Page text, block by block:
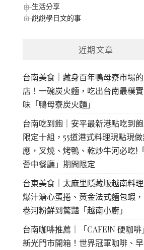
生活分享
說說學日文的事
近期文章
台南美食｜藏身百年鴨母寮市場
店！一碗炭火麵，吃出台南最樸
味「鴨母寮炭火麵」
台南吃到飽｜安平最新港點吃到
限定十組，55道港式料理現點現
應，叉燒、烤鴨、乾炒牛河必吃!
薈中餐廳」期間限定
台東美食｜太麻里隱藏版越南料
爆汁溏心蛋捲、黃金法式麵包蝦
卷河粉鮮到驚豔「越南小廚」
台南咖啡推薦｜「CAFE!N 硬咖啡
新光門市開箱！世界冠軍咖啡、